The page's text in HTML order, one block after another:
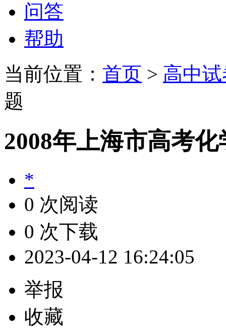
问答
帮助
当前位置： 首页 > 高中
题
2008年上海市高考
*
0 次阅读
0 次下载
2023-04-12 16:24:05
举报
收藏